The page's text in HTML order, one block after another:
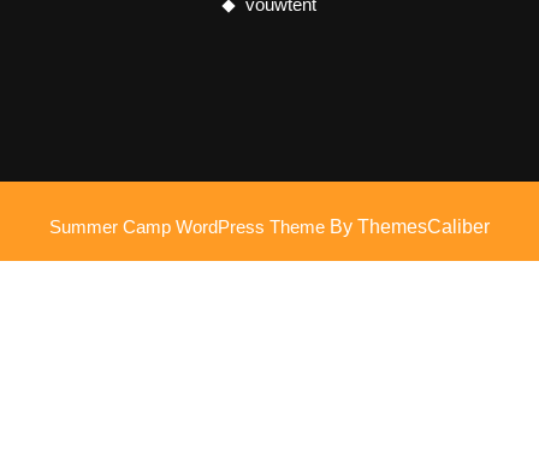
vouwtent
Summer Camp WordPress Theme By ThemesCaliber